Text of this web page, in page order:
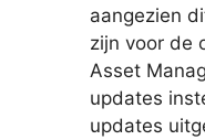
aangezien
zijn voor de
Asset
updates
updates